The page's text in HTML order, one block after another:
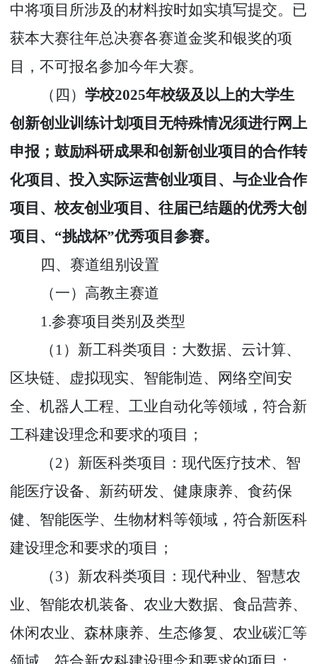
中将项目所涉及的材料按时如实填写提交。已
获本大赛往年总决赛各赛道金奖和银奖的项
目，不可报名参加今年大赛。
（四） 学校2025年校级及以上的大学生
创新创业训练计划项目无特殊情况须进行网上
申报；鼓励科研成果和创新创业项目的合作转
化项目、投入实际运营创业项目、与企业合作
项目、校友创业项目、往届已结题的优秀大创
项目、 “挑战杯”优秀项目参赛。
四、赛道组别设置
（一）高教主赛道
1.参赛项目类别及类型
（ 1）新工科类项目：大数据、云计算、
区块链、虚拟现实、智能制造、网络空间安
全、机器人工程、工业自动化等领域，符合新
工科建设理念和要求的项目 ；
（2）新医科类项目：现代医疗技术、智
能医疗设备、新药研发、健康康养、食药保
健、智能医学、生物材料等领域，符合新医科
建设理念和要求的项目 ；
（3）新农科类项目：现代种业、智慧农
业、智能农机装备、农业大数据、食品营养、
休闲农业、森林康养、生态修复、农业碳汇等